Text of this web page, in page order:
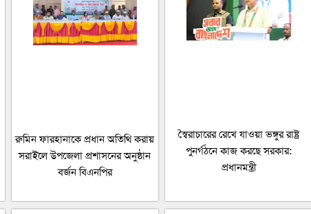
রুমিন ফারহানাকে প্রধান অতিথি করায়
সরাইলে উপজেলা প্রশাসনের অনুষ্ঠান
বর্জন বিএনপির
স্বৈরাচারের রেখে যাওয়া ভঙ্গুর রাষ্ট্র
পুনর্গঠনে কাজ করছে সরকার:
প্রধানমন্ত্রী